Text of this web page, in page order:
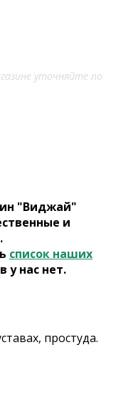
уточняйте по
"Виджай"
и
список наших
у нас нет.
простуда.